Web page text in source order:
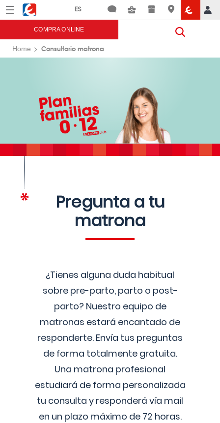
Menú Eroski
COMPRA ONLINE
Home Consultorio matrona
Pregunta a tu
matrona
¿Tienes alguna duda habitual
sobre pre-parto, parto o post-
parto? Nuestro equipo de
matronas estará encantado de
responderte. Envía tus preguntas
de forma totalmente gratuita.
Una matrona profesional
estudiará de forma personalizada
tu consulta y responderá vía mail
en un plazo máximo de 72 horas.